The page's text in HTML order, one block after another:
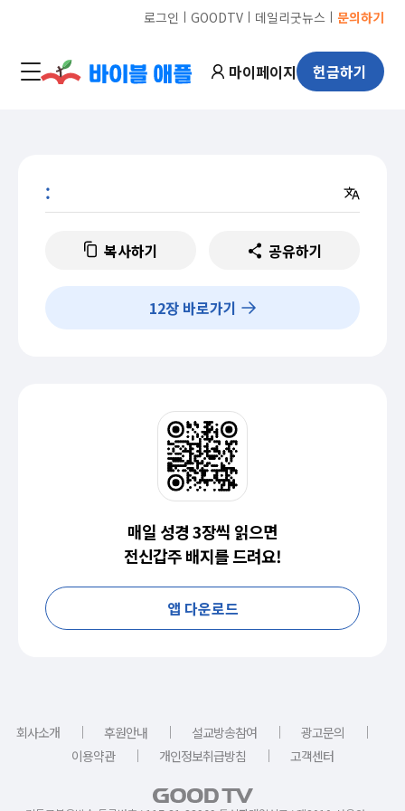
로그인 ㅣ GOODTVㅣ 데일리굿뉴스 ㅣ 문의하기
마이페이지 헌금하기
:
복사하기 공유하기
12장 바로가기
매일 성경 3장씩 읽으면
전신갑주 배지를 드려요!
앱 다운로드
회사소개 ｜ 후원안내 ｜ 설교방송참여 ｜ 광고문의
｜
이용약관
｜ 개인정보취급방침 ｜ 고객센터